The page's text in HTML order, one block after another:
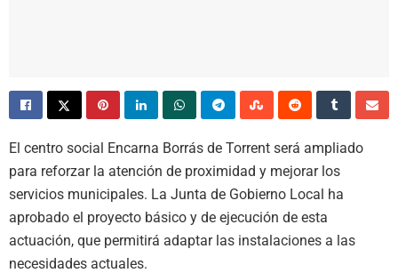
El centro social Encarna Borrás de Torrent será ampliado
para reforzar la atención de proximidad y mejorar los
servicios municipales. La Junta de Gobierno Local ha
aprobado el proyecto básico y de ejecución de esta
actuación, que permitirá adaptar las instalaciones a las
necesidades actuales.